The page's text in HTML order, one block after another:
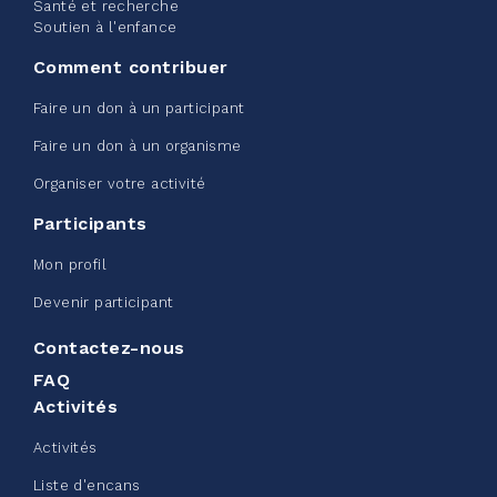
123% 245,00 $
Santé et recherche
Soutien à l'enfance
Comment contribuer
Faire un don à un participant
Faire un don à un organisme
Organiser votre activité
Participants
Mon profil
Devenir participant
Contactez-nous
FAQ
Activités
Activités
Liste d'encans